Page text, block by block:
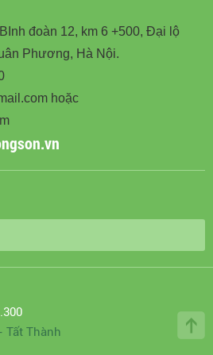
đoàn 12, km 6 +500, Đại lộ
Phương, Hà Nội.
hoặc
Tất Thành